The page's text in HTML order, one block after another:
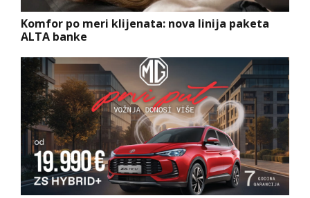
Komfor po meri klijenata: nova linija paketa
ALTA banke